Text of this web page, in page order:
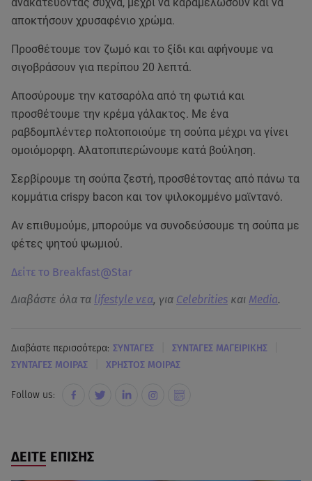
αποκτήσουν χρυσαφένιο χρώμα.
Προσθέτουμε τον ζωμό και το ξίδι και αφήνουμε να
σιγοβράσουν για περίπου 20 λεπτά.
Αποσύρουμε την κατσαρόλα από τη φωτιά και
προσθέτουμε την κρέμα γάλακτος. Με ένα
ραβδομπλέντερ πολτοποιούμε τη σούπα μέχρι να γίνει
ομοιόμορφη. Αλατοπιπερώνουμε κατά βούληση.
Σερβίρουμε τη σούπα ζεστή, προσθέτοντας από πάνω τα
κομμάτια crispy bacon και τον ψιλοκομμένο μαϊντανό.
Αν επιθυμούμε, μπορούμε να συνοδεύσουμε τη σούπα με
φέτες ψητού ψωμιού.
Δείτε το Breakfast@Star
Διαβάστε όλα τα lifestyle νεα, για Celebrities και Media.
Διαβάστε περισσότερα: ΣΥΝΤΑΓΕΣ ΣΥΝΤΑΓΕΣ ΜΑΓΕΙΡΙΚΗΣ
ΣΥΝΤΑΓΕΣ ΜΟΙΡΑΣ ΧΡΗΣΤΟΣ ΜΟΙΡΑΣ
Follow us:
ΔΕΙΤΕ ΕΠΙΣΗΣ